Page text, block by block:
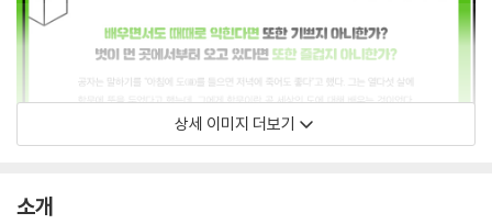
상세 이미지 더보기
소개